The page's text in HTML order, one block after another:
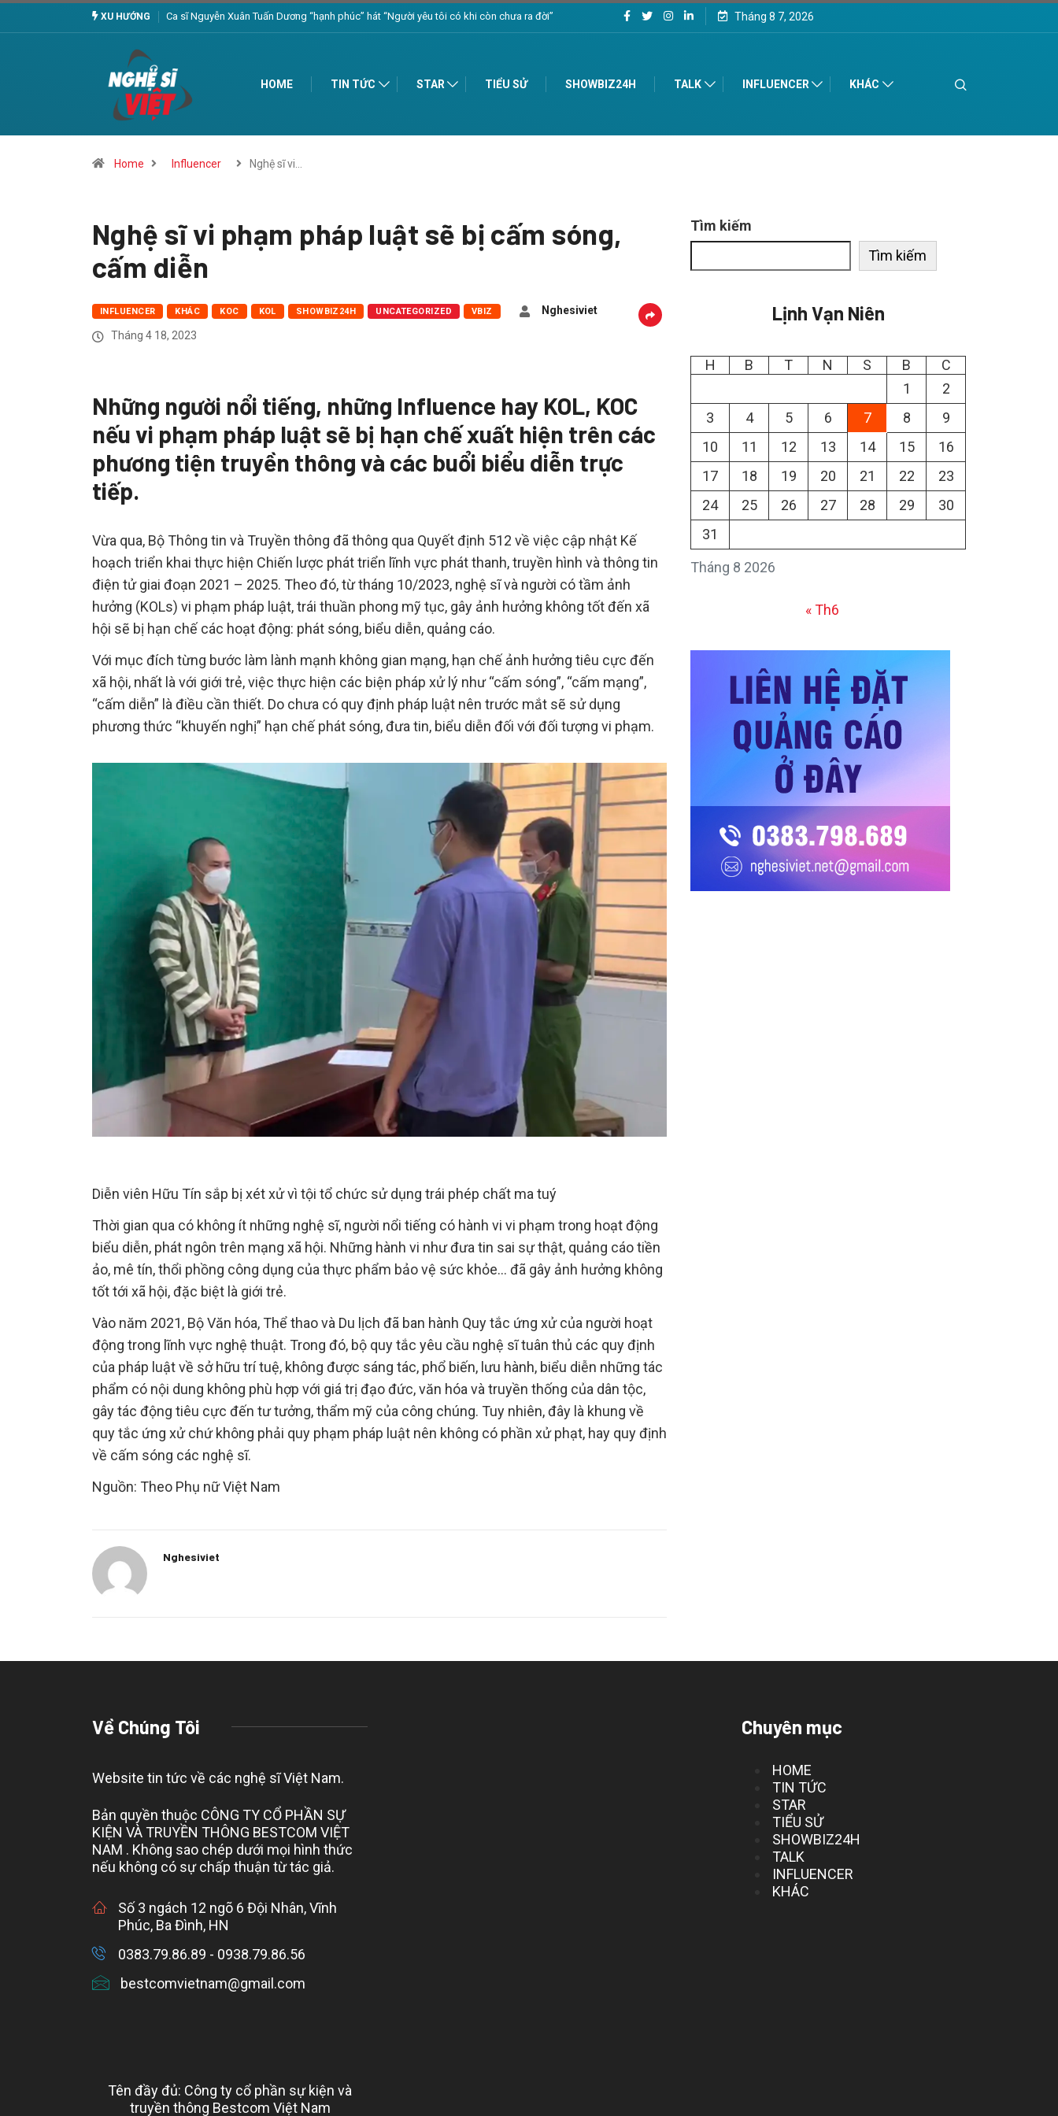
XU HƯỚNG
Xuân Tuấn Dương “hạnh phúc” hát “Người yêu tôi có khi còn chưa ra đời”‘Chúc mừng năm mới’ – Bản hòa ca ấn tượng – Chào đón 2024 Tháng 8 7, 2026
HOME TIN TỨC STAR TIỂU SỬ SHOWBIZ24H TALK INFLUENCER KHÁC
Home Influencer Nghệ sĩ vi…
Nghệ sĩ vi phạm pháp luật sẽ bị cấm sóng,
cấm diễn
INFLUENCER KHÁC KOC KOL SHOWBIZ24H UNCATEGORIZED VBIZ
Nghesiviet
Tháng 4 18, 2023
Những người nổi tiếng, những Influence hay KOL, KOC
nếu vi phạm pháp luật sẽ bị hạn chế xuất hiện trên các
phương tiện truyền thông và các buổi biểu diễn trực
tiếp.
Vừa qua, Bộ Thông tin và Truyền thông đã thông qua Quyết định 512 về việc cập nhật Kế
hoạch triển khai thực hiện Chiến lược phát triển lĩnh vực phát thanh, truyền hình và thông tin
điện tử giai đoạn 2021 – 2025. Theo đó, từ tháng 10/2023, nghệ sĩ và người có tầm ảnh
hưởng (KOLs) vi phạm pháp luật, trái thuần phong mỹ tục, gây ảnh hưởng không tốt đến xã
hội sẽ bị hạn chế các hoạt động: phát sóng, biểu diễn, quảng cáo.
Với mục đích từng bước làm lành mạnh không gian mạng, hạn chế ảnh hưởng tiêu cực đến
xã hội, nhất là với giới trẻ, việc thực hiện các biện pháp xử lý như “cấm sóng”, “cấm mạng”,
“cấm diễn” là điều cần thiết. Do chưa có quy định pháp luật nên trước mắt sẽ sử dụng
phương thức “khuyến nghị” hạn chế phát sóng, đưa tin, biểu diễn đối với đối tượng vi phạm.
Diễn viên Hữu Tín sắp bị xét xử vì tội tổ chức sử dụng trái phép chất ma tuý
Thời gian qua có không ít những nghệ sĩ, người nổi tiếng có hành vi vi phạm trong hoạt động
biểu diễn, phát ngôn trên mạng xã hội. Những hành vi như đưa tin sai sự thật, quảng cáo tiền
ảo, mê tín, thổi phồng công dụng của thực phẩm bảo vệ sức khỏe… đã gây ảnh hưởng không
tốt tới xã hội, đặc biệt là giới trẻ.
Vào năm 2021, Bộ Văn hóa, Thể thao và Du lịch đã ban hành Quy tắc ứng xử của người hoạt
động trong lĩnh vực nghệ thuật. Trong đó, bộ quy tắc yêu cầu nghệ sĩ tuân thủ các quy định
của pháp luật về sở hữu trí tuệ, không được sáng tác, phổ biến, lưu hành, biểu diễn những tác
phẩm có nội dung không phù hợp với giá trị đạo đức, văn hóa và truyền thống của dân tộc,
gây tác động tiêu cực đến tư tưởng, thẩm mỹ của công chúng. Tuy nhiên, đây là khung về
quy tắc ứng xử chứ không phải quy phạm pháp luật nên không có phần xử phạt, hay quy định
về cấm sóng các nghệ sĩ.
Nguồn: Theo Phụ nữ Việt Nam
Nghesiviet
Tìm kiếm
Tìm kiếm
Lịnh Vạn Niên
Tháng 8 2026
H B T N S B
C
1
2
3
4 5 6 7 8
9
10
11 12 13 14 15
16
17
18 19 20 21 22
23
24
25 26 27 28 29
30
31
« Th6
Về Chúng Tôi
Website tin tức về các nghệ sĩ Việt Nam.
Bản quyền thuộc CÔNG TY CỔ PHẦN SỰ
KIỆN VÀ TRUYỀN THÔNG BESTCOM VIỆT
NAM . Không sao chép dưới mọi hình thức
nếu không có sự chấp thuận từ tác giả.
Số 3 ngách 12 ngõ 6 Đội Nhân, Vĩnh
Phúc, Ba Đình, HN
0383.79.86.89 - 0938.79.86.56
bestcomvietnam@gmail.com
Tên đầy đủ: Công ty cổ phần sự kiện và
truyền thông Bestcom Việt Nam
Chuyên mục
HOME
TIN TỨC
STAR
TIỂU SỬ
SHOWBIZ24H
TALK
INFLUENCER
KHÁC